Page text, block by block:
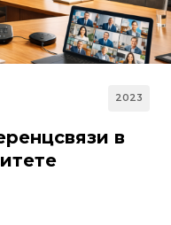
2023
в